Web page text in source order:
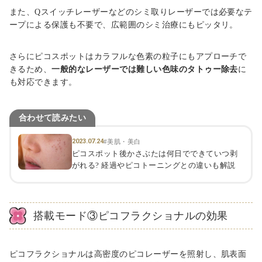
また、Qスイッチレーザーなどのシミ取りレーザーでは必要なテ
ープによる保護も不要で、広範囲のシミ治療にもピッタリ。
さらにピコスポットはカラフルな色素の粒子にもアプローチで
きるため、一般的なレーザーでは難しい色味のタトゥー除去に
も対応できます。
合わせて読みたい
2023.07.24#美肌・美白
ピコスポット後かさぶたは何日でできていつ剥
がれる? 経過やピコトーニングとの違いも解説
搭載モード③ピコフラクショナルの効果
ピコフラクショナルは高密度のピコレーザーを照射し、肌表面